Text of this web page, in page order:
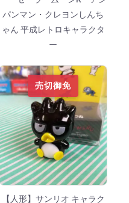
パンマン・クレヨンしんち
ゃん 平成レトロキャラクタ
ー
売切御免
【人形】サンリオ キャラク